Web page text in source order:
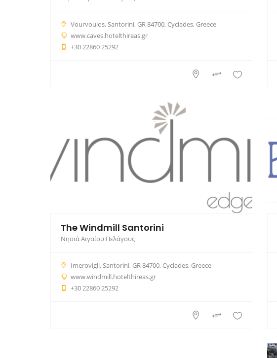
Vourvoulos, Santorini, GR 84700, Cyclades, Greece
www.caves.hotelthireas.gr
+30 22860 25292
The Windmill Santorini
Νησιά Αιγαίου Πελάγους
Imerovigli, Santorini, GR 84700, Cyclades, Greece
www.windmill.hotelthireas.gr
+30 22860 25292